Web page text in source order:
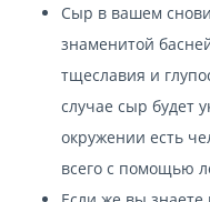
Сыр в вашем
знаменитой
тщеславия и
случае сыр будет
окружении есть
всего с помощью